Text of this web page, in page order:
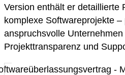
Version enthält er detaillierte
komplexe Softwareprojekte –
anspruchsvolle
Projekttransparenz und
-